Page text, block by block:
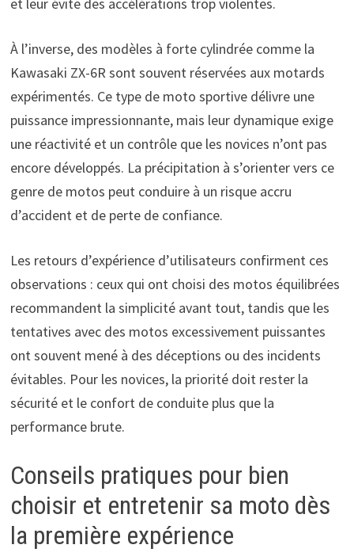
et leur évite des accélérations trop violentes.
À l’inverse, des modèles à forte cylindrée comme la
Kawasaki ZX-6R sont souvent réservées aux motards
expérimentés. Ce type de moto sportive délivre une
puissance impressionnante, mais leur dynamique exige
une réactivité et un contrôle que les novices n’ont pas
encore développés. La précipitation à s’orienter vers ce
genre de motos peut conduire à un risque accru
d’accident et de perte de confiance.
Les retours d’expérience d’utilisateurs confirment ces
observations : ceux qui ont choisi des motos équilibrées
recommandent la simplicité avant tout, tandis que les
tentatives avec des motos excessivement puissantes
ont souvent mené à des déceptions ou des incidents
évitables. Pour les novices, la priorité doit rester la
sécurité et le confort de conduite plus que la
performance brute.
Conseils pratiques pour bien
choisir et entretenir sa moto dès
la première expérience